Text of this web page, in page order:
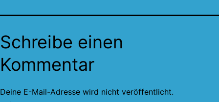
Schreibe einen
Kommentar
Deine E-Mail-Adresse wird nicht veröffentlicht.